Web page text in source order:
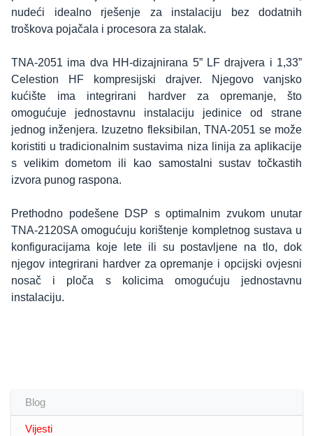
nudeći idealno rješenje za instalaciju bez dodatnih
troškova pojačala i procesora za stalak.
TNA-2051 ima dva HH-dizajnirana 5” LF drajvera i 1,33”
Celestion HF kompresijski drajver. Njegovo vanjsko
kućište ima integrirani hardver za opremanje, što
omogućuje jednostavnu instalaciju jedinice od strane
jednog inženjera. Izuzetno fleksibilan, TNA-2051 se može
koristiti u tradicionalnim sustavima niza linija za aplikacije
s velikim dometom ili kao samostalni sustav točkastih
izvora punog raspona.
Prethodno podešene DSP s optimalnim zvukom unutar
TNA-2120SA omogućuju korištenje kompletnog sustava u
konfiguracijama koje lete ili su postavljene na tlo, dok
njegov integrirani hardver za opremanje i opcijski ovjesni
nosač i ploča s kolicima omogućuju jednostavnu
instalaciju.
Blog
Vijesti